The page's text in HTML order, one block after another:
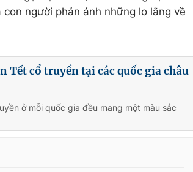
người phản ánh những lo lắng về
Tết cổ truyền tại các quốc gia châu
ở mỗi quốc gia đều mang một màu sắc